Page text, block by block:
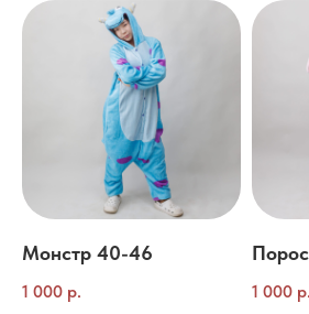
Монстр 40-46
1 000 р. 1 000 р.